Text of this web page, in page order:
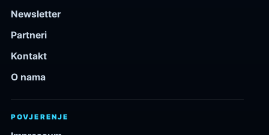
Newsletter
Partneri
Kontakt
O nama
POVJERENJE